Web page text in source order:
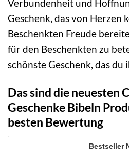
Verbundenheit und
Geschenk, das von Herzen
Beschenkten Freude
für den Beschenkten zu
schönste Geschenk, das du
Das sind die neuesten
Geschenke Bibeln
besten Bewertung